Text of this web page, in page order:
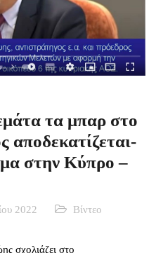
τα μπαρ στο
αποδεκατίζεται-
στην Κύπρο –
2022 Βίντεο
σχολιάζει στο